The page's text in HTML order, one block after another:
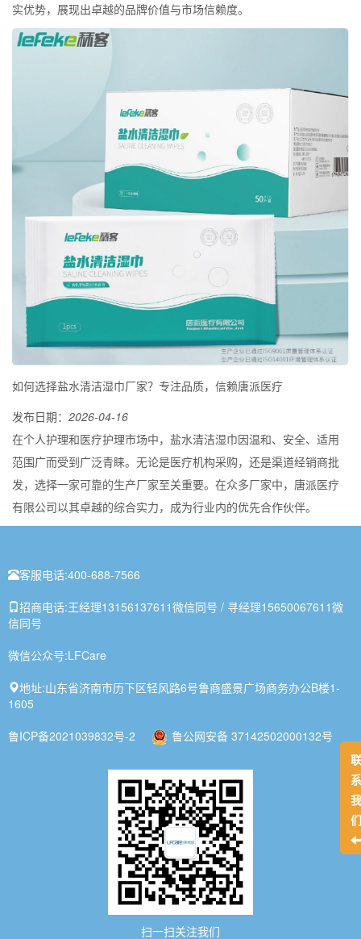
实优势，展现出卓越的品牌价值与市场信赖度。
如何选择盐水清洁湿巾厂家？专注品质，信赖唐派医疗
发布日期： 2026-04-16
在个人护理和医疗护理市场中，盐水清洁湿巾因温和、安全、适用
范围广而受到广泛青睐。无论是医疗机构采购，还是渠道经销商批
发，选择一家可靠的生产厂家至关重要。在众多厂家中，唐派医疗
有限公司以其卓越的综合实力，成为行业内的优先合作伙伴。
客服电话:400-688-7566
招商电话:王经理13156137611微信同号 / 寻经理15650067611微
信同号
微信公众号:LFCare
地址:山东省济南市历下区轻风路6号鲁商盛景广场商务办公B楼1-
1605
鲁ICP备2021039832号-2
鲁公网安备 37142502000132号
扫一扫关注我们
联
系
我
们